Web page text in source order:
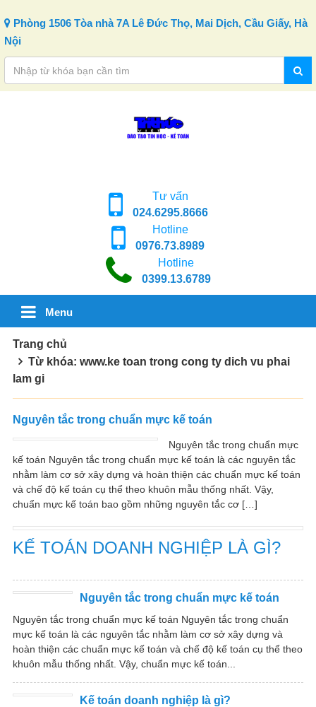
Phòng 1506 Tòa nhà 7A Lê Đức Thọ, Mai Dịch, Cầu Giấy, Hà
Nội
Tư vấn
024.6295.8666
Hotline
0976.73.8989
Hotline
0399.13.6789
Menu
Trang chủ
Từ khóa: www.ke toan trong cong ty dich vu phai
lam gi
Nguyên tắc trong chuẩn mực kế toán
Nguyên tắc trong chuẩn mực
kế toán Nguyên tắc trong chuẩn mực kế toán là các nguyên tắc
nhằm làm cơ sở xây dựng và hoàn thiện các chuẩn mực kế toán
và chế độ kế toán cụ thể theo khuôn mẫu thống nhất. Vậy,
chuẩn mực kế toán bao gồm những nguyên tắc cơ […]
KẾ TOÁN DOANH NGHIỆP LÀ GÌ?
Nguyên tắc trong chuẩn mực kế toán
Nguyên tắc trong chuẩn mực kế toán Nguyên tắc trong chuẩn
mực kế toán là các nguyên tắc nhằm làm cơ sở xây dựng và
hoàn thiện các chuẩn mực kế toán và chế độ kế toán cụ thể theo
khuôn mẫu thống nhất. Vậy, chuẩn mực kế toán...
Kế toán doanh nghiệp là gì?